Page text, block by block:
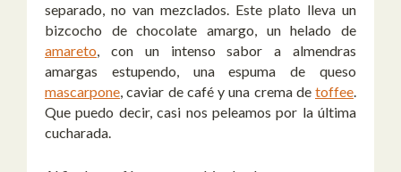
separado, no van mezclados. Este plato lleva un
bizcocho de chocolate amargo, un helado de
amareto, con un intenso sabor a almendras
amargas estupendo, una espuma de queso
mascarpone, caviar de café y una crema de toffee.
Que puedo decir, casi nos peleamos por la última
cucharada.